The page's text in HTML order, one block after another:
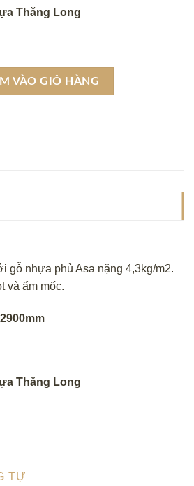
Thăng Long
asa 06 số lượng
VÀO GIỎ HÀNG
gỗ nhựa phủ Asa nặng 4,3kg/m2.
và ẩm mốc.
Thăng Long
TỰ